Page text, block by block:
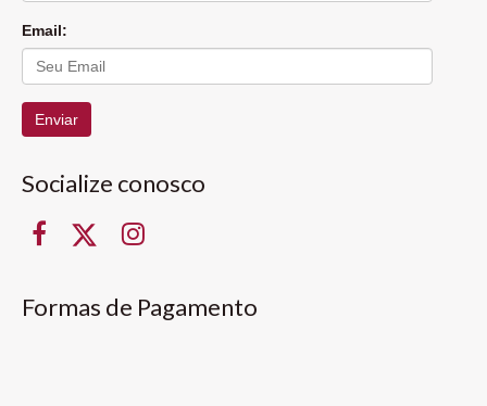
Email:
Enviar
Socialize conosco
Formas de Pagamento